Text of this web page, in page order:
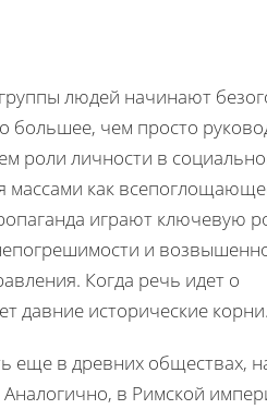
людей начинают
большее, чем просто
роли личности в
массами как
играют ключевую
и
Когда речь идет о
давние исторические
еще в древних обществах,
в Римской